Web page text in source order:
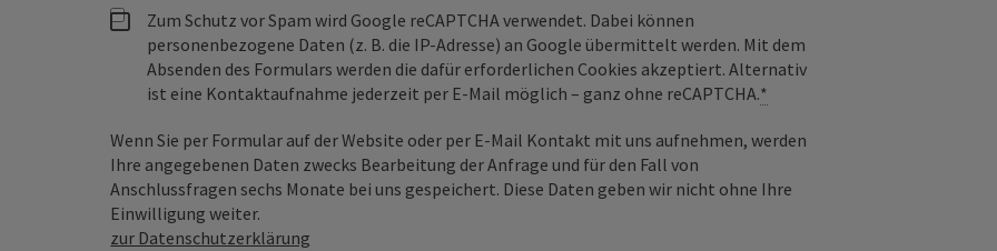
Zum Schutz vor Spam wird Google reCAPTCHA verwendet. Dabei können
personenbezogene Daten (z. B. die IP-Adresse) an Google übermittelt werden. Mit dem
Absenden des Formulars werden die dafür erforderlichen Cookies akzeptiert. Alternativ
ist eine Kontaktaufnahme jederzeit per E-Mail möglich – ganz ohne reCAPTCHA.*
Wenn Sie per Formular auf der Website oder per E-Mail Kontakt mit uns aufnehmen, werden
Ihre angegebenen Daten zwecks Bearbeitung der Anfrage und für den Fall von
Anschlussfragen sechs Monate bei uns gespeichert. Diese Daten geben wir nicht ohne Ihre
Einwilligung weiter.
zur Datenschutzerklärung